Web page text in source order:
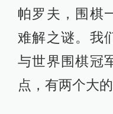
帕罗夫，围棋
难解之谜。我
与世界围棋冠
点，有两个大的